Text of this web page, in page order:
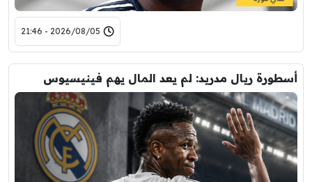
2026/08/05 - 21:46
أسطورة ريال مدريد: لم يعد المال يهم فينيسيوس